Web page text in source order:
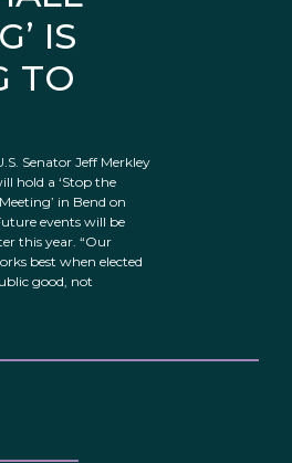
IS
TO
Senator Jeff Merkley
hold a ‘Stop the
in Bend on
events will be
this year. “Our
best when elected
good, not